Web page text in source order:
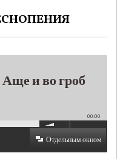
Аще и во гроб
00:00
Отдельным окном